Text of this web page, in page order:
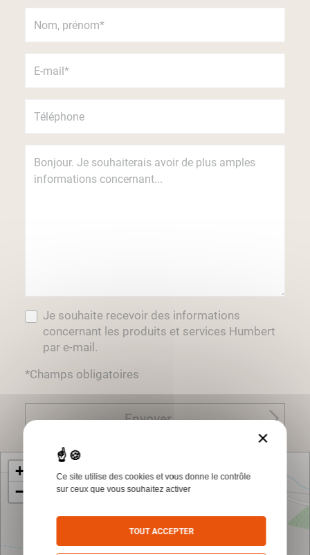
Je souhaite recevoir des informations
concernant les produits et services Humbert
par e-mail.
*Champs obligatoires
Envoyer
+
−
×
Ce site utilise des cookies et vous donne le contrôle
sur ceux que vous souhaitez activer
TOUT ACCEPTER